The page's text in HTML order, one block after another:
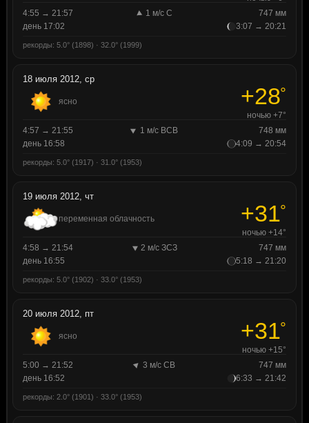
4:55 → 21:57
1 м/с С
747 мм
день 17:02
3:07 → 20:21
рекорды: 5.0° (1898) · 32.0° (1999)
18 июля 2012, ср
ясно +28°
ночью +7°
4:57 → 21:55
1 м/с ВСВ
748 мм
день 16:58
4:09 → 20:54
рекорды: 5.0° (1917) · 31.0° (1953)
19 июля 2012, чт
переменная облачность +31°
ночью +14°
4:58 → 21:54
2 м/с ЗСЗ
747 мм
день 16:55
5:18 → 21:20
рекорды: 5.0° (1902) · 33.0° (1953)
20 июля 2012, пт
ясно +31°
ночью +15°
5:00 → 21:52
3 м/с СВ
747 мм
день 16:52
6:33 → 21:42
рекорды: 2.0° (1901) · 33.0° (1953)